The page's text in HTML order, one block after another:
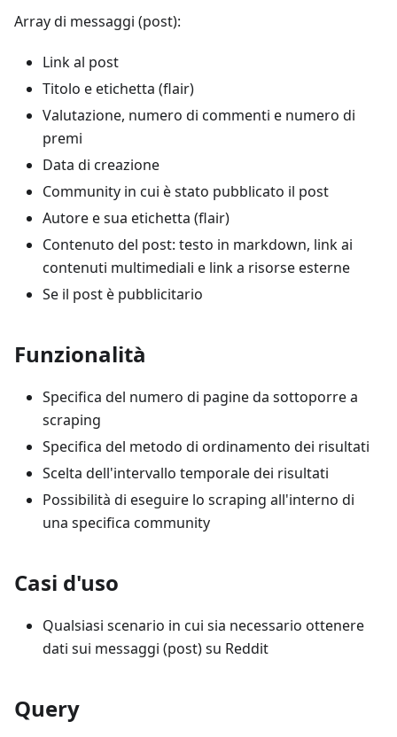
Array di messaggi (post):
Link al post
Titolo e etichetta (flair)
Valutazione, numero di commenti e numero di
premi
Data di creazione
Community in cui è stato pubblicato il post
Autore e sua etichetta (flair)
Contenuto del post: testo in markdown, link ai
contenuti multimediali e link a risorse esterne
Se il post è pubblicitario
Funzionalità
Specifica del numero di pagine da sottoporre a
scraping
Specifica del metodo di ordinamento dei risultati
Scelta dell'intervallo temporale dei risultati
Possibilità di eseguire lo scraping all'interno di
una specifica community
Casi d'uso
Qualsiasi scenario in cui sia necessario ottenere
dati sui messaggi (post) su Reddit
Query